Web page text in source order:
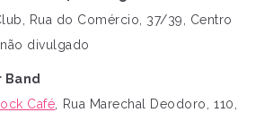
Rua do Comércio, 37/39, Centro
divulgado
Café , Rua Marechal Deodoro, 110,